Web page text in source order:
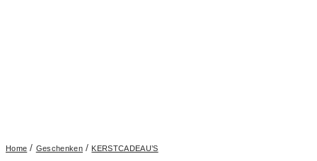
Home / Geschenken / KERSTCADEAU’S